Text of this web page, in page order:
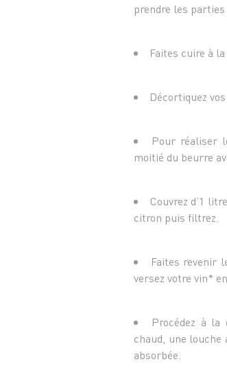
prendre les
Faites cuire à
Décortiquez
Pour réaliser
moitié du beurre
Couvrez d’1
citron puis filtrez.
Faites revenir
versez votre vin*
Procédez à
chaud, une louche
absorbée.